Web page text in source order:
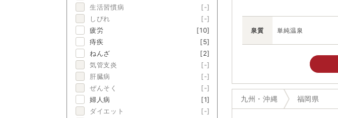
生活習慣病
[-]
しびれ
[-]
疲労
[10]
痔疾
[5]
ねんざ
[2]
気管支炎
[-]
肝臓病
[-]
ぜんそく
[-]
婦人病
[1]
ダイエット
[-]
泉質 単純温泉
九州・沖縄 福岡県